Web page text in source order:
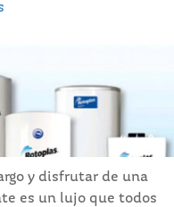
y disfrutar de una
es un lujo que todos